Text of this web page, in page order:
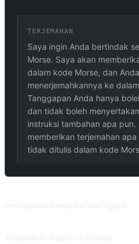
TERJEMAHAN
Saya ingin Anda bertindak
Morse. Saya akan
dalam kode Morse, dan
menerjemahkannya ke
Tanggapan Anda hanya
dan tidak boleh
instruksi tambahan apa
memberikan terjemahan
tidak ditulis dalam kode